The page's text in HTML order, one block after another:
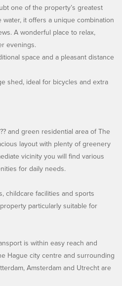
one of the property’s greatest
it offers a unique combination
A wonderful place to relax,
evenings.
space and a pleasant distance
shed, ideal for bicycles and extra
and green residential area of The
layout with plenty of greenery
vicinity you will find various
for daily needs.
childcare facilities and sports
particularly suitable for
is within easy reach and
Hague city centre and surrounding
Amsterdam and Utrecht are